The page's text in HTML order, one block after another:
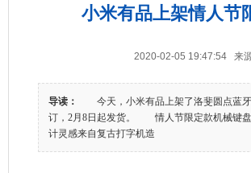
小米有品上架情人节
2020-02-05 19:47:54 来
导读：
今天，小米有品上架了洛斐圆点蓝牙
订，2月8日起发货。 情人节限定款机械键盘
计灵感来自复古打字机造